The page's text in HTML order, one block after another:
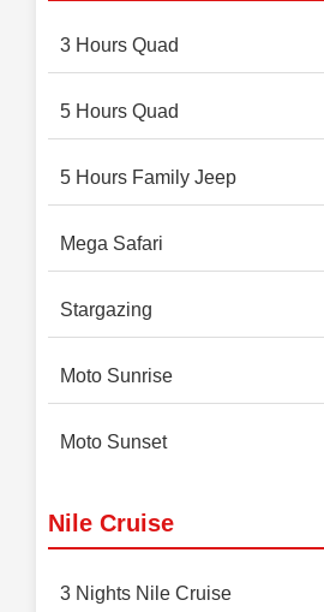
3 Hours Quad
5 Hours Quad
5 Hours Family Jeep
Mega Safari
Stargazing
Moto Sunrise
Moto Sunset
Nile Cruise
3 Nights Nile Cruise